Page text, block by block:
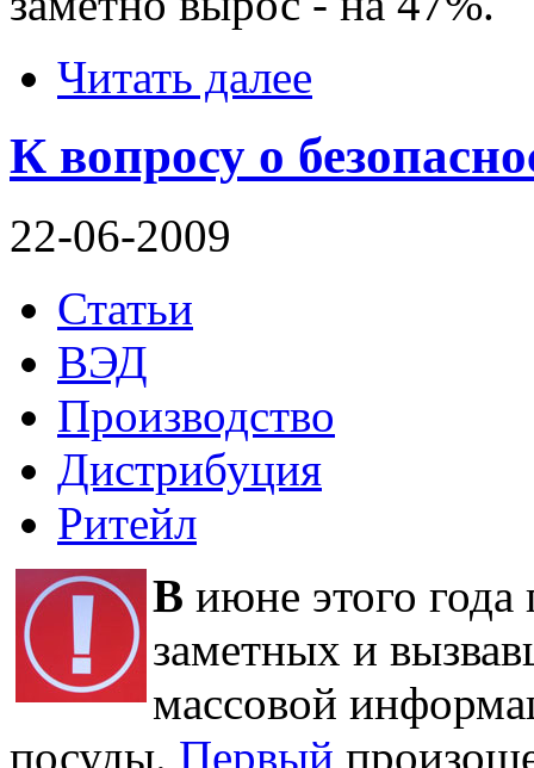
Читать далее
К вопросу о
22-06-2009
Статьи
ВЭД
Производство
Дистрибуция
Ритейл
В июне этого
заметных и
массовой
посуды. Первый